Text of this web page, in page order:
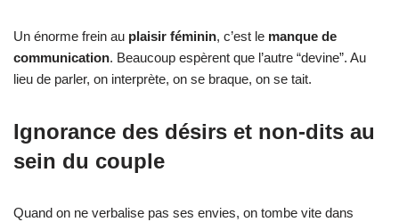
Un énorme frein au plaisir féminin, c’est le manque de
communication. Beaucoup espèrent que l’autre “devine”. Au
lieu de parler, on interprète, on se braque, on se tait.
Ignorance des désirs et non-dits au
sein du couple
Quand on ne verbalise pas ses envies, on tombe vite dans